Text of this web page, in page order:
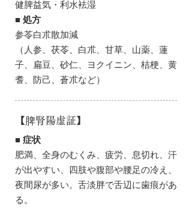
健脾益気・利水袪湿
■ 処方
参苓白朮散加減
（人参、茯苓、白朮、甘草、山薬、蓮
子、扁豆、砂仁、ヨクイニン、桔梗、黄
耆、防己、蒼朮など）
【脾腎陽虚証】
■ 症状
肥満、全身のむくみ、疲労、息切れ、汗
が出やすい、四肢や腹部や腰足の冷え、
夜間尿が多い。舌淡胖で舌辺に歯痕があ
る。